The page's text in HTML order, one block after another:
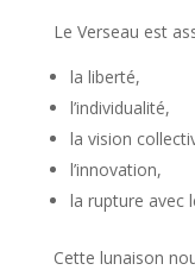
Le Verseau est
la liberté,
l’individualité,
la vision
l’innovation,
la rupture avec
Cette lunaison